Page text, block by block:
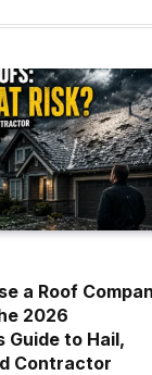
a Roof
2026
Guide to Hail,
Contractor